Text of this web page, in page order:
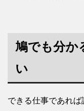
鳩でも分か
い
できる仕事であれ